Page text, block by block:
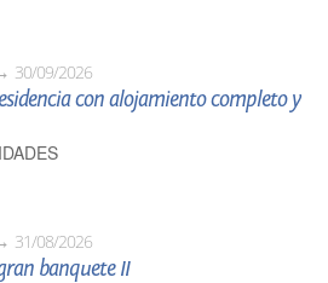
30/09/2026
con alojamiento completo y
31/08/2026
banquete II